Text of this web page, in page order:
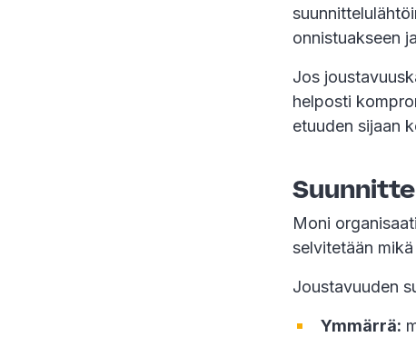
onnistuakseen
Jos
helposti
etuuden sijaan
Moni
selvitetään
Joustavuuden
Ymmärrä: